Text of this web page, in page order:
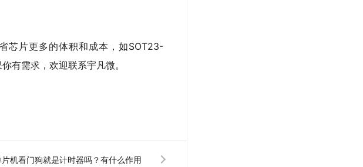
芯片更多的体积和成本，如SOT23-
有需求，欢迎联系宇凡微。
机看门狗就是计时器吗？有什么作用